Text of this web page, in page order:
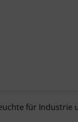
–
für Industrie